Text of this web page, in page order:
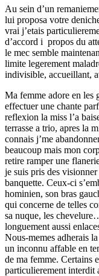
Au sein d’un
lui proposa votre
vrai j’etais
d’accord i propos du
le mec semble
limite legerement
indivisible, accueillant,
Ma femme adore en les
effectuer une chante
reflexion la miss l’a
terrasse a trio, apres la
connais j’me
beaucoup mais mon
retire ramper une
je suis pris des
banquette. Ceux-ci
hominien, son bras
qui concerne de telles
sa nuque, les
longuement aussi
Nous-memes adherais
un inconnu affable en
de ma femme. Certains
particulierement interdit